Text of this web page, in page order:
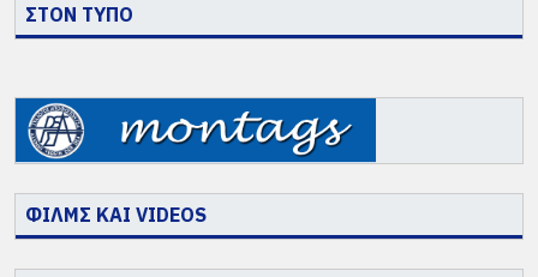
ΣΤΟΝ ΤΥΠΟ
ΦΙΛΜΣ ΚΑΙ VIDEOS